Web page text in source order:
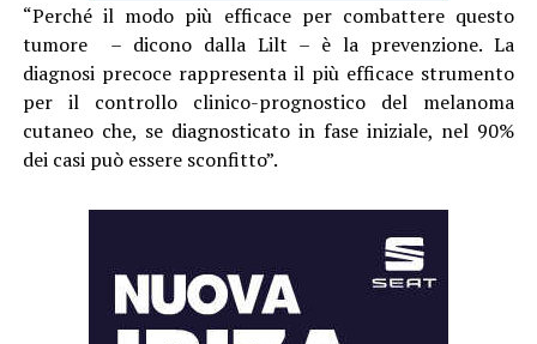
“Perché il modo più efficace per combattere questo
tumore – dicono dalla Lilt – è la prevenzione. La
diagnosi precoce rappresenta il più efficace strumento
per il controllo clinico-prognostico del melanoma
cutaneo che, se diagnosticato in fase iniziale, nel 90%
dei casi può essere sconfitto”.